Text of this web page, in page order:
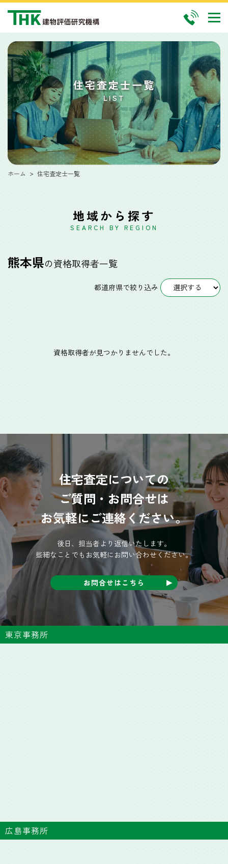
住宅査定士一覧
LIST
ホーム 住宅査定士一覧
地域から探す
SEARCH BY REGION
熊本県の資格取得者一覧
都道府県で絞り込み
資格取得者が見つかりませんでした。
住宅査定についての
ご質問・お問合せは
お気軽にご連絡ください。
後日、担当者より返信いたします。
些細なことでもお気軽にお問い合わせください。
お問合せはこちら
東京事務所
広島事務所